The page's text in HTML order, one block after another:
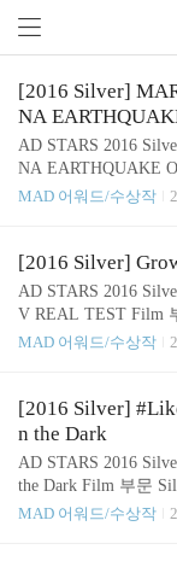
[2016 Silver]
NA
AD STARS 2016
NA EARTHQUAKE
ADONNA 이번에 소
인해보도록 합시다.
영구 마커를 제공하
은 일련의 손으로 그
영원히 기억하고 기
은 기억도 있기 마련
임시 및 영구 마카를
MAD 어워드/수상작
[2016 Silver]
AD STARS 2016
V REAL TEST Film
답고 특별하게, 때로
묘하고 신비한 공간
이 알 수 없는 물체들
서 눈을 현혹시키는
도시 지역에서만 판
입니다.도시의 많은
한 뒷마당이 없기 때
MAD 어워드/수상작
[2016 Silver]
n the Dark
AD STARS 2016
the Dark Film 부문
소개할 작품들은 필
MAD 어워드/수상작